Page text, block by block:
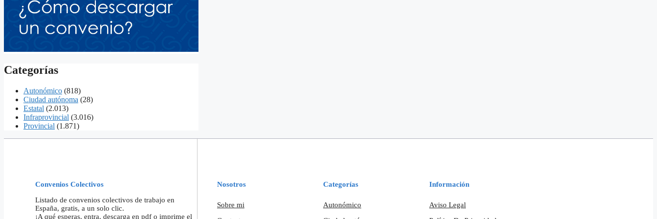
Categorías
Autonómico (818)
Ciudad autónoma (28)
Estatal (2.013)
Infraprovincial (3.016)
Provincial (1.871)
Convenios Colectivos
Listado de convenios colectivos de trabajo en
España, gratis, a un solo clic.
¡A qué esperas, entra, descarga en pdf o imprime el
Nosotros
Sobre mi
Categorías
Autonómico
Información
Aviso Legal